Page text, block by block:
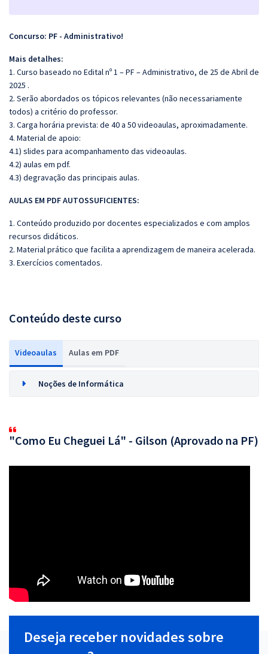
Concurso: PF - Administrativo!
Mais detalhes:
1. Curso baseado no Edital nº 1 – PF – Administrativo, de 25 de Abril de
2025 .
2. Serão abordados os tópicos relevantes (não necessariamente
todos) a critério do professor.
3. Carga horária prevista: de 40 a 50 videoaulas, aproximadamente.
4. Material de apoio:
4.1) slides para acompanhamento das videoaulas.
4.2) aulas em pdf.
4.3) degravação das principais aulas.
AULAS EM PDF AUTOSSUFICIENTES:
1. Conteúdo produzido por docentes especializados e com amplos
recursos didáticos.
2. Material prático que facilita a aprendizagem de maneira acelerada.
3. Exercícios comentados.
Conteúdo deste curso
Videoaulas Aulas em PDF
Noções de Informática
"Como Eu Cheguei Lá" - Gilson (Aprovado na PF)
Deseja receber novidades sobre